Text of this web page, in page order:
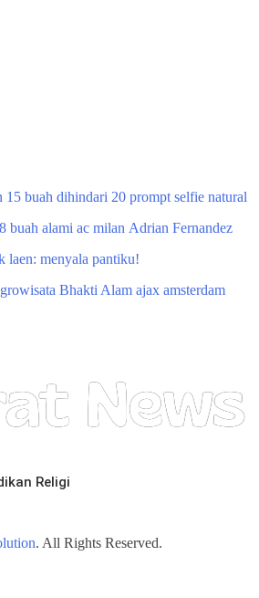
15 buah dihindari 20 prompt selfie natural
8 buah alami ac milan Adrian Fernandez
laen: menyala pantiku!
Bhakti Alam ajax amsterdam
Religi
. All Rights Reserved.